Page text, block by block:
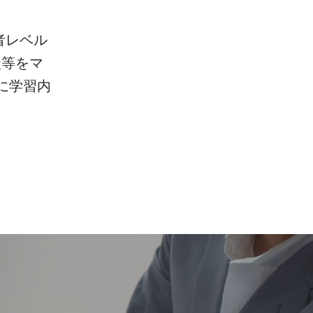
レベル
をマ
学習内